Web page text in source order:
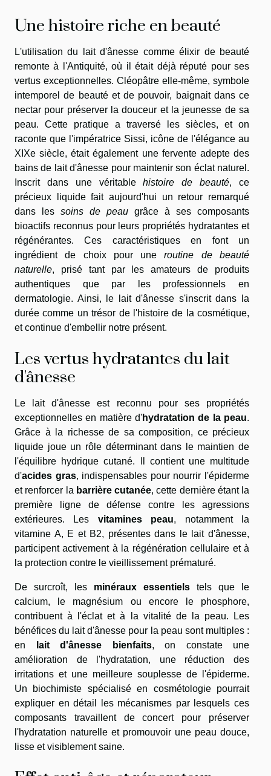
Une histoire riche en beauté
L'utilisation du lait d'ânesse comme élixir de beauté
remonte à l'Antiquité, où il était déjà réputé pour ses
vertus exceptionnelles. Cléopâtre elle-même, symbole
intemporel de beauté et de pouvoir, baignait dans ce
nectar pour préserver la douceur et la jeunesse de sa
peau. Cette pratique a traversé les siècles, et on
raconte que l'impératrice Sissi, icône de l'élégance au
XIXe siècle, était également une fervente adepte des
bains de lait d'ânesse pour maintenir son éclat naturel.
Inscrit dans une véritablehistoire de beauté, ce
précieux liquide fait aujourd'hui un retour remarqué
dans les soins de peau grâce à ses composants
bioactifs reconnus pour leurs propriétés hydratantes et
régénérantes. Ces caractéristiques en font un
ingrédient de choix pour uneroutine de beauté
naturelle, prisé tant par les amateurs de produits
authentiques que par les professionnels en
dermatologie. Ainsi, le lait d'ânesse s'inscrit dans la
durée comme un trésor de l'histoire de la cosmétique,
et continue d'embellir notre présent.
Les vertus hydratantes du lait
d'ânesse
Le lait d'ânesse est reconnu pour ses propriétés
exceptionnelles en matière d'hydratation de la peau.
Grâce à la richesse de sa composition, ce précieux
liquide joue un rôle déterminant dans le maintien de
l'équilibre hydrique cutané. Il contient une multitude
d'acides gras, indispensables pour nourrir l'épiderme
et renforcer la barrière cutanée, cette dernière étant la
première ligne de défense contre les agressions
extérieures. Les vitamines peau, notamment la
vitamine A, E et B2, présentes dans le lait d'ânesse,
participent activement à la régénération cellulaire et à
la protection contre le vieillissement prématuré.
De surcroît, les minéraux essentiels tels que le
calcium, le magnésium ou encore le phosphore,
contribuent à l'éclat et à la vitalité de la peau. Les
bénéfices du lait d'ânesse pour la peau sont multiples :
en
lait d'ânesse bienfaits, on constate une
amélioration de l'hydratation, une réduction des
irritations et une meilleure souplesse de l'épiderme.
Un biochimiste spécialisé en cosmétologie pourrait
expliquer en détail les mécanismes par lesquels ces
composants travaillent de concert pour préserver
l'hydratation naturelle et promouvoir une peau douce,
lisse et visiblement saine.